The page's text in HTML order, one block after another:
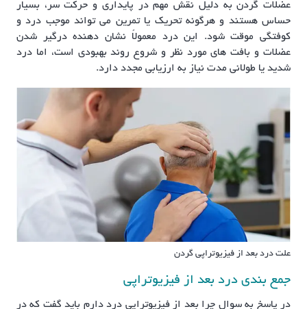
عضلات گردن به دلیل نقش مهم در پایداری و حرکت سر، بسیار
حساس هستند و هرگونه تحریک یا تمرین می تواند موجب درد و
کوفتگی موقت شود. این درد معمولاً نشان دهنده درگیر شدن
عضلات و بافت های مورد نظر و شروع روند بهبودی است، اما درد
شدید یا طولانی مدت نیاز به ارزیابی مجدد دارد.
علت درد بعد از فیزیوتراپی گردن
جمع بندی درد بعد از فیزیوتراپی
در پاسخ به سوال چرا بعد از فیزیوتراپی درد دارم باید گفت که در